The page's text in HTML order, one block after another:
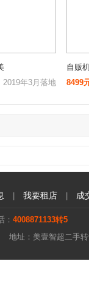
2019年3月落地
自贩
8499
我要租店 成
4008871133转5
地址：美壹智超二手